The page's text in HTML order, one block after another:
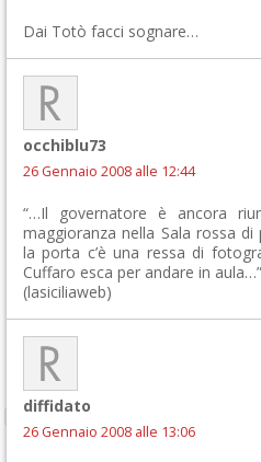
Dai Totò facci sognare…
occhiblu73
26 Gennaio 2008 alle 12:44
“…Il governatore è ancora
maggioranza nella Sala rossa
la porta c’è una ressa di
Cuffaro esca per andare in aula…”
(lasiciliaweb)
diffidato
26 Gennaio 2008 alle 13:06